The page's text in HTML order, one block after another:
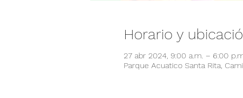
Horario y
27 abr 2024, 9:00 a.m. – 6:00
Parque Acuatico Santa Rita,